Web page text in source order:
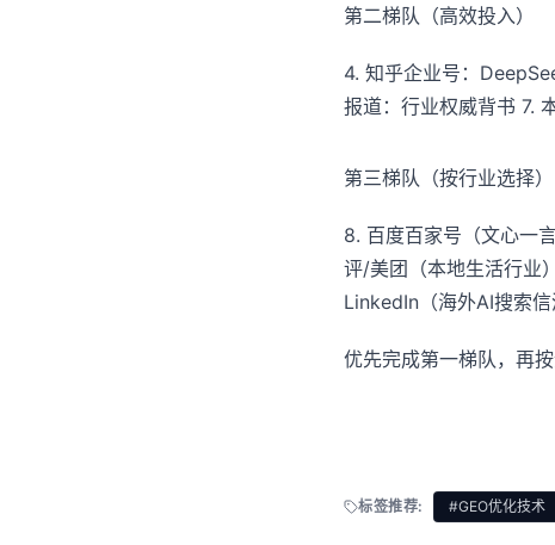
第二梯队（高效投入）
4. 知乎企业号：
报道：行业权威背书 7.
第三梯队（按行业选择）
8. 百度百家号（文心一
评/美团（本地生活行业
LinkedIn（海外AI搜索
优先完成第一梯队，再
标签推荐: #GEO优化技术